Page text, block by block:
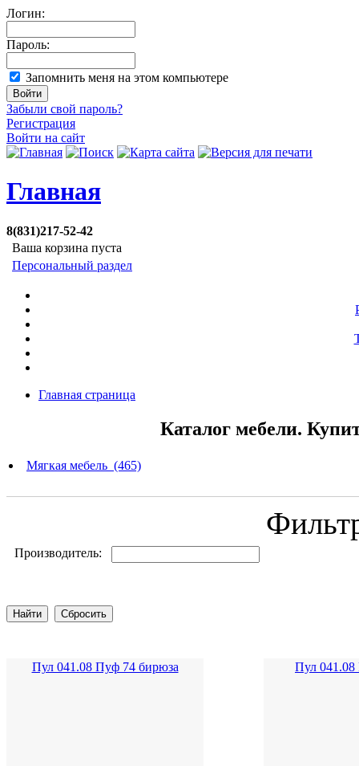
Логин:
Пароль:
Запомнить меня на этом компьютере
Забыли свой пароль?
Регистрация
Войти на сайт
Главная
8(831)217-52-42
Ваша корзина пуста
Персональный раздел
Главная страница
Каталог мебели.
Мягкая мебель (465)
Производитель:
Пул 041.08 Пуф 74 бирюза Пул